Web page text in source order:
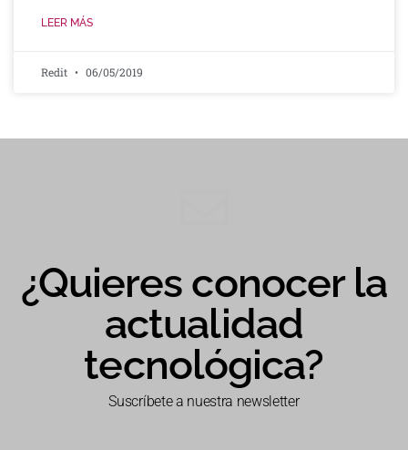
LEER MÁS
Redit 06/05/2019
¿Quieres conocer la
actualidad
tecnológica?
Suscríbete a nuestra newsletter